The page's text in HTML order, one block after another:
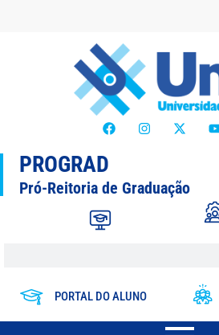
PROGRAD
Pró-Reitoria de Graduação
PORTAL DO ALUNO